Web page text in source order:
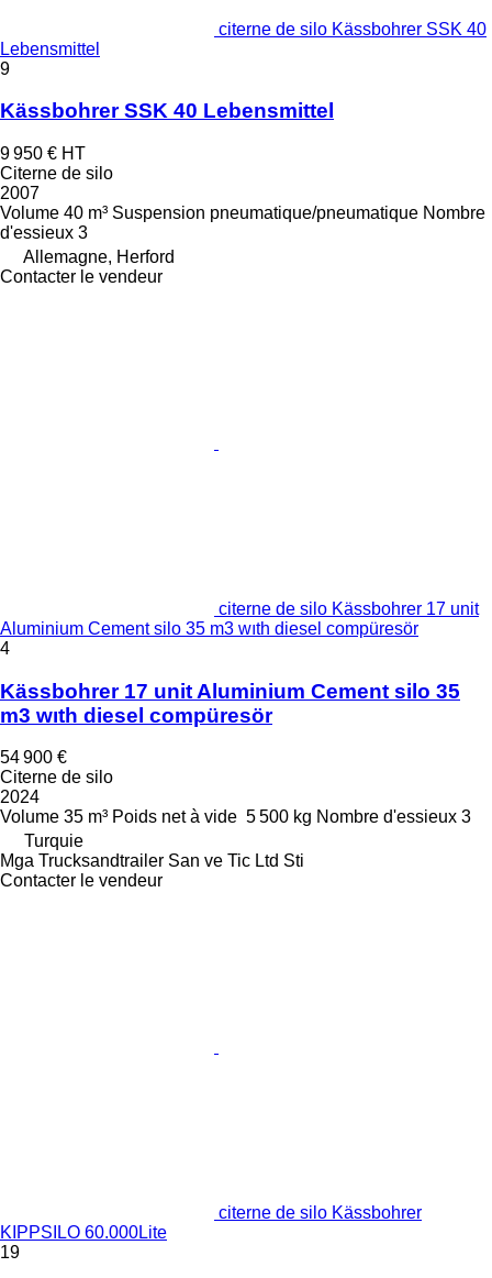
citerne de silo Kässbohrer SSK 40
Lebensmittel
9
Kässbohrer SSK 40 Lebensmittel
9 950 € HT
Citerne de silo
2007
Volume 40 m³ Suspension pneumatique/pneumatique Nombre
d'essieux 3
Allemagne, Herford
Contacter le vendeur
citerne de silo Kässbohrer 17 unit
Aluminium Cement silo 35 m3 wıth diesel compüresör
4
Kässbohrer 17 unit Aluminium Cement silo 35
m3 wıth diesel compüresör
54 900 €
Citerne de silo
2024
Volume 35 m³ Poids net à vide 5 500 kg Nombre d'essieux 3
Turquie
Mga Trucksandtrailer San ve Tic Ltd Sti
Contacter le vendeur
citerne de silo Kässbohrer
KIPPSILO 60.000Lite
19